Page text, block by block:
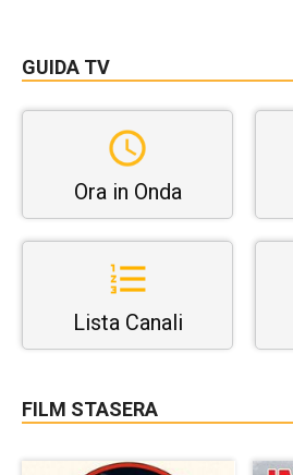
GUIDA TV
Ora in Onda
Lista Canali
FILM STASERA